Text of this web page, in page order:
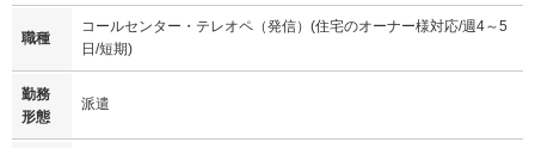
職種
コールセンター・テレオペ（発信）(住宅のオーナー様対応/週4～5
日/短期)
勤務
形態
派遣